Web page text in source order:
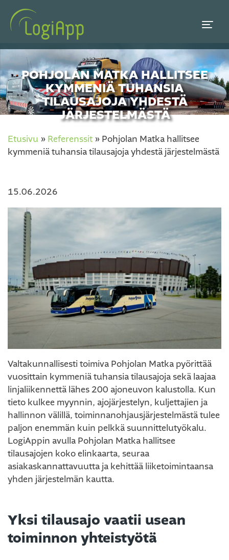
POHJOLAN MATKA HALLITSEE
KYMMENIÄ TUHANSIA
TILAUSAJOJA YHDESTÄ
JÄRJESTELMÄSTÄ
Etusivu » Referenssit » Pohjolan Matka hallitsee
kymmeniä tuhansia tilausajoja yhdestä järjestelmästä
15.06.2026
Valtakunnallisesti toimiva Pohjolan Matka pyörittää
vuosittain kymmeniä tuhansia tilausajoja sekä laajaa
linjaliikennettä lähes 200 ajoneuvon kalustolla. Kun
tieto kulkee myynnin, ajojärjestelyn, kuljettajien ja
hallinnon välillä, toiminnanohjausjärjestelmästä tulee
paljon enemmän kuin pelkkä suunnittelutyökalu.
LogiAppin avulla Pohjolan Matka hallitsee
tilausajojen koko elinkaarta, seuraa
asiakaskannattavuutta ja kehittää liiketoimintaansa
yhden järjestelmän kautta.
Yksi tilausajo vaatii usean
toiminnon yhteistyötä